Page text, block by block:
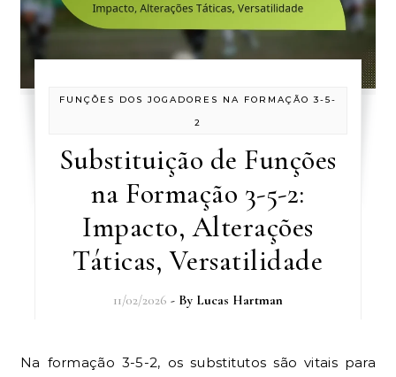
FUNÇÕES DOS JOGADORES NA FORMAÇÃO 3-5-
2
Substituição de Funções
na Formação 3-5-2:
Impacto, Alterações
Táticas, Versatilidade
11/02/2026 - By Lucas Hartman
Na formação 3-5-2, os substitutos são vitais para